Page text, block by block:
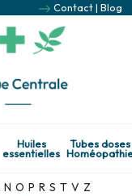
Contact| Blog
Huiles
essentielles
Tubes doses
N O P R S T V Z